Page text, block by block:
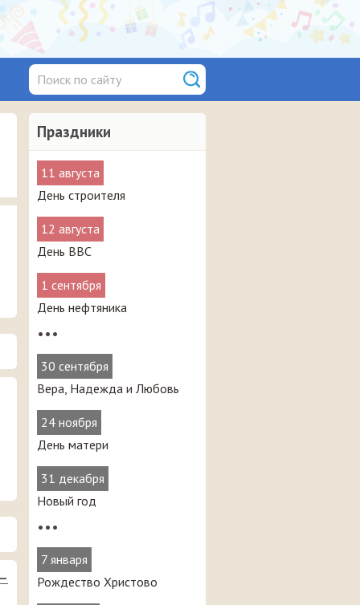
Праздники
11 августа
День строителя
12 августа
День ВВС
1 сентября
День нефтяника
•••
30 сентября
Вера, Надежда и Любовь
24 ноября
День матери
31 декабря
Новый год
•••
7 января
Рождество Христово